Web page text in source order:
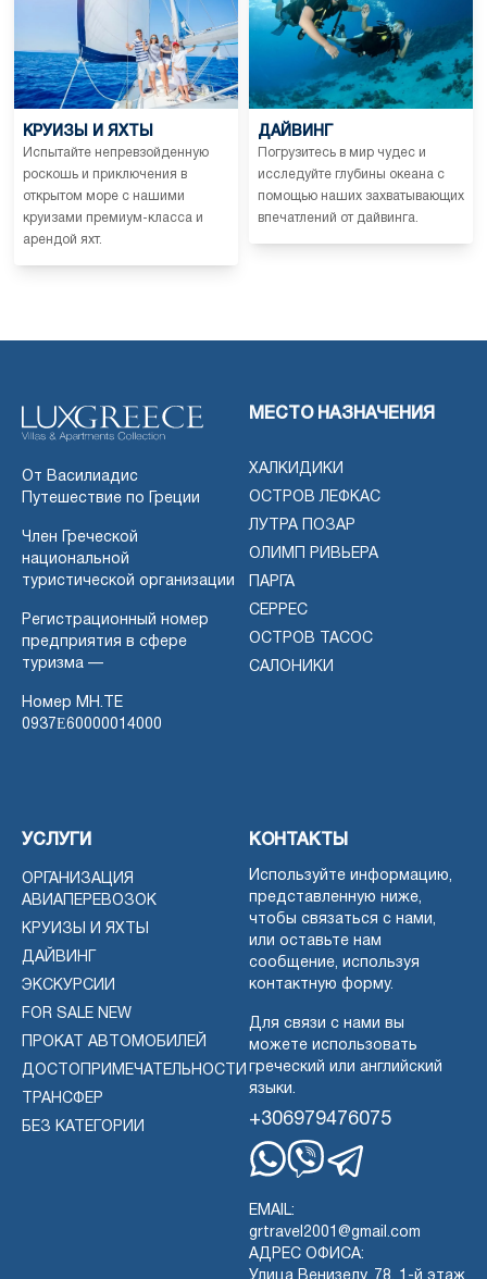
КРУИЗЫ И ЯХТЫ
Испытайте непревзойденную
роскошь и приключения в
открытом море с нашими
круизами премиум-класса и
арендой яхт.
ДАЙВИНГ
Погрузитесь в мир чудес и
исследуйте глубины океана с
помощью наших захватывающих
впечатлений от дайвинга.
От Василиадис
Путешествие по Греции
Член Греческой
национальной
туристической организации
Регистрационный номер
предприятия в сфере
туризма —
Номер MH.TE
0937Ε60000014000
МЕСТО НАЗНАЧЕНИЯ
ХАЛКИДИКИ
ОСТРОВ ЛЕФКАС
ЛУТРА ПОЗАР
ОЛИМП РИВЬЕРА
ПАРГА
СЕРРЕС
ОСТРОВ ТАСОС
САЛОНИКИ
УСЛУГИ
ОРГАНИЗАЦИЯ
АВИАПЕРЕВОЗОК
КРУИЗЫ И ЯХТЫ
ДАЙВИНГ
ЭКСКУРСИИ
FOR SALE NEW
ПРОКАТ АВТОМОБИЛЕЙ
ДОСТОПРИМЕЧАТЕЛЬНОСТИ
ТРАНСФЕР
БЕЗ КАТЕГОРИИ
КОНТАКТЫ
Используйте информацию,
представленную ниже,
чтобы связаться с нами,
или оставьте нам
сообщение, используя
контактную форму.
Для связи с нами вы
можете использовать
греческий или английский
языки.
+306979476075
EMAIL:
grtravel2001@gmail.com
АДРЕС ОФИСА:
Улица Венизелу, 78, 1-й этаж